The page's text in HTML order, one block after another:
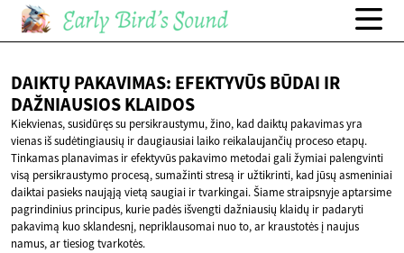
DAIKTŲ PAKAVIMAS: EFEKTYVŪS BŪDAI IR
DAŽNIAUSIOS KLAIDOS
Kiekvienas, susidūręs su persikraustymu, žino, kad daiktų pakavimas yra
vienas iš sudėtingiausių ir daugiausiai laiko reikalaujančių proceso etapų.
Tinkamas planavimas ir efektyvūs pakavimo metodai gali žymiai palengvinti
visą persikraustymo procesą, sumažinti stresą ir užtikrinti, kad jūsų asmeniniai
daiktai pasieks naująją vietą saugiai ir tvarkingai. Šiame straipsnyje aptarsime
pagrindinius principus, kurie padės išvengti dažniausių klaidų ir padaryti
pakavimą kuo sklandesnį, nepriklausomai nuo to, ar kraustotės į naujus
namus, ar tiesiog tvarkotės.